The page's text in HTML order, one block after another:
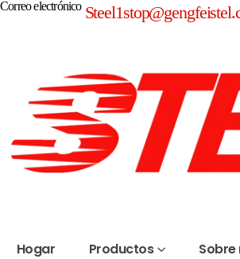
Correo electrónico
Hogar Productos